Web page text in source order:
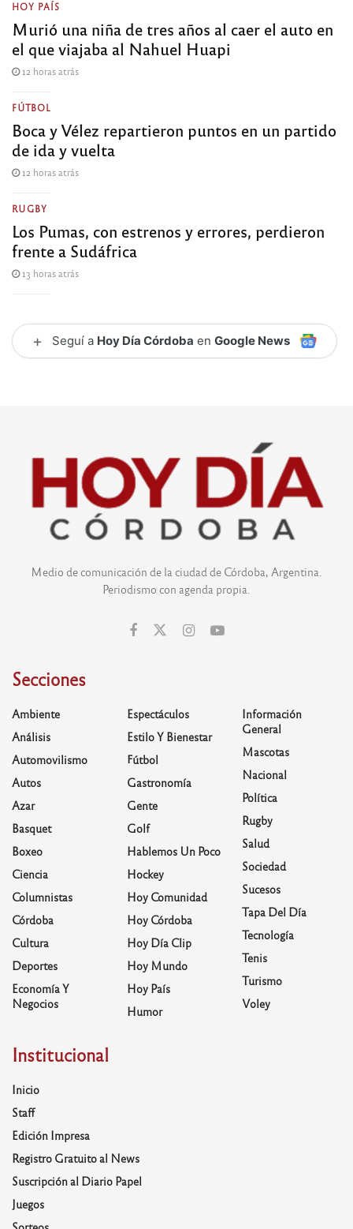
HOY PAÍS
Murió una niña de tres años al caer el auto en
el que viajaba al Nahuel Huapi
12 horas atrás
FÚTBOL
Boca y Vélez repartieron puntos en un partido
de ida y vuelta
12 horas atrás
RUGBY
Los Pumas, con estrenos y errores, perdieron
frente a Sudáfrica
13 horas atrás
+ Seguí a Hoy Día Córdoba en Google News
Medio de comunicación de la ciudad de Córdoba, Argentina.
Periodismo con agenda propia.
Secciones
Ambiente
Análisis
Automovilismo
Autos
Azar
Basquet
Boxeo
Ciencia
Columnistas
Córdoba
Cultura
Deportes
Economía Y
Negocios
Espectáculos
Estilo Y Bienestar
Fútbol
Gastronomía
Gente
Golf
Hablemos Un Poco
Hockey
Hoy Comunidad
Hoy Córdoba
Hoy Día Clip
Hoy Mundo
Hoy País
Humor
Información
General
Mascotas
Nacional
Política
Rugby
Salud
Sociedad
Sucesos
Tapa Del Día
Tecnología
Tenis
Turismo
Voley
Institucional
Inicio
Staff
Edición Impresa
Registro Gratuito al News
Suscripción al Diario Papel
Juegos